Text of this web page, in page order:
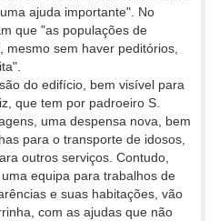
ajuda importante". No
que "as populações de
sem haver peditórios,
do edifício, bem visível para
que tem por padroeiro S.
uma despensa nova, bem
para o transporte de idosos,
outros serviços. Contudo,
equipa para trabalhos de
e suas habitações, vão
com as ajudas que não